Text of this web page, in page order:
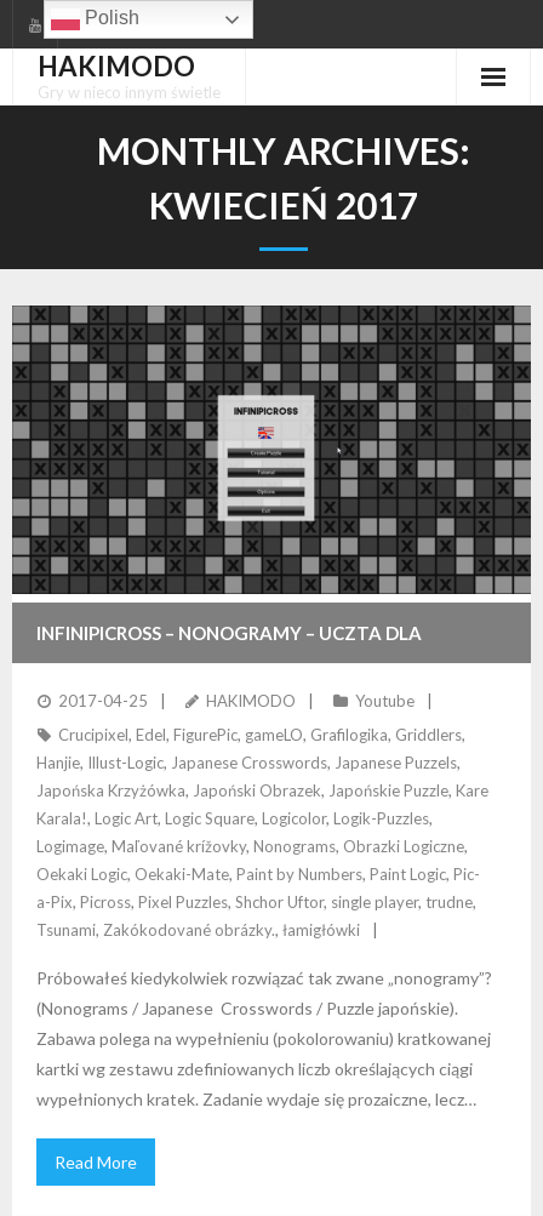
to
contentHAKIMODO
Gry w nieco innym świetle
MONTHLY ARCHIVES:
KWIECIEŃ 2017
INFINIPICROSS – NONOGRAMY – UCZTA DLA
UMYSŁU!
2017-04-25 HAKIMODO
Youtube
Crucipixel, Edel, FigurePic, gameLO, Grafilogika, Griddlers,
Hanjie, Illust-Logic, Japanese Crosswords, Japanese Puzzels,
Japońska Krzyżówka, Japoński Obrazek, Japońskie Puzzle, Kare
Karala!, Logic Art, Logic Square, Logicolor, Logik-Puzzles,
Logimage, Maľované krížovky, Nonograms, Obrazki Logiczne,
Oekaki Logic, Oekaki-Mate, Paint by Numbers, Paint Logic, Pic-
a-Pix, Picross, Pixel Puzzles, Shchor Uftor, single player, trudne,
Tsunami, Zakókodované obrázky., łamigłówki
Próbowałeś kiedykolwiek rozwiązać tak zwane „nonogramy”?
(Nonograms / Japanese Crosswords / Puzzle japońskie).
Zabawa polega na wypełnieniu (pokolorowaniu) kratkowanej
kartki wg zestawu zdefiniowanych liczb określających ciągi
wypełnionych kratek. Zadanie wydaje się prozaiczne, lecz…
Read More
Polish